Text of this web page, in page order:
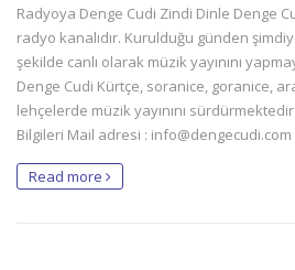
Radyoya Denge Cudi Zindi Dinle Denge
radyo kanalıdır. Kurulduğu günden
şekilde canlı olarak müzik yayınını
Denge Cudi Kürtçe, soranice, goranice,
lehçelerde müzik yayınını
Bilgileri Mail adresi : info@dengecudi.com
Read more